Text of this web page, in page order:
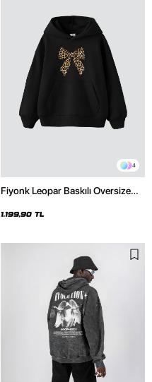
4
Fiyonk Leopar Baskılı Oversize
1.199,90 TL